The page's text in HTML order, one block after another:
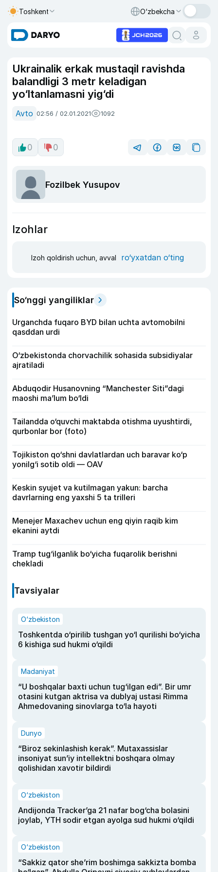
Toshkent O‘zbekcha
Ukrainalik erkak mustaqil ravishda
balandligi 3 metr keladigan
yo‘ltanlamasni yig‘di
Avto 02:56 / 02.01.2021 1092
0 0
Fozilbek Yusupov
Izohlar
Izoh qoldirish uchun, avval ro‘yxatdan o‘ting
So‘nggi yangiliklar
Urganchda fuqaro BYD bilan uchta avtomobilni
qasddan urdi
O‘zbekistonda chorvachilik sohasida subsidiyalar
ajratiladi
Abduqodir Husanovning “Manchester Siti”dagi
maoshi ma’lum bo‘ldi
Tailandda o‘quvchi maktabda otishma uyushtirdi,
qurbonlar bor (foto)
Tojikiston qo‘shni davlatlardan uch baravar ko‘p
yonilg‘i sotib oldi — OAV
Keskin syujet va kutilmagan yakun: barcha
davrlarning eng yaxshi 5 ta trilleri
Menejer Maxachev uchun eng qiyin raqib kim
ekanini aytdi
Tramp tug‘ilganlik bo‘yicha fuqarolik berishni
chekladi
Tavsiyalar
O‘zbekiston
Toshkentda o‘pirilib tushgan yo‘l qurilishi bo‘yicha
6 kishiga sud hukmi o‘qildi
Madaniyat
“U boshqalar baxti uchun tug‘ilgan edi”. Bir umr
otasini kutgan aktrisa va dublyaj ustasi Rimma
Ahmedovaning sinovlarga to‘la hayoti
Dunyo
“Biroz sekinlashish kerak”. Mutaxassislar
insoniyat sun’iy intellektni boshqara olmay
qolishidan xavotir bildirdi
O‘zbekiston
Andijonda Tracker’ga 21 nafar bog‘cha bolasini
joylab, YTH sodir etgan ayolga sud hukmi o‘qildi
O‘zbekiston
“Sakkiz qator she’rim boshimga sakkizta bomba